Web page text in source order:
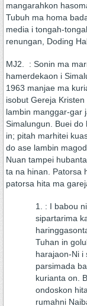
mangarahkon
Tubuh ma homa
media i tongah-
renungan, Doding
MJ2. : Sonin ma
hamerdekaon i
1963 manjae ma
isobut Gereja
lambin manggar-gar
Simalungun. Buei
in; pitah marhitei
do ase lambin
Nuan tampei
ta na hinan. Patorsa
patorsa hita ma
: I babou
sipartarima
Tuhan in
harajaon-Ni i
parsimada
kurianta on.
ondoskon
rumahni